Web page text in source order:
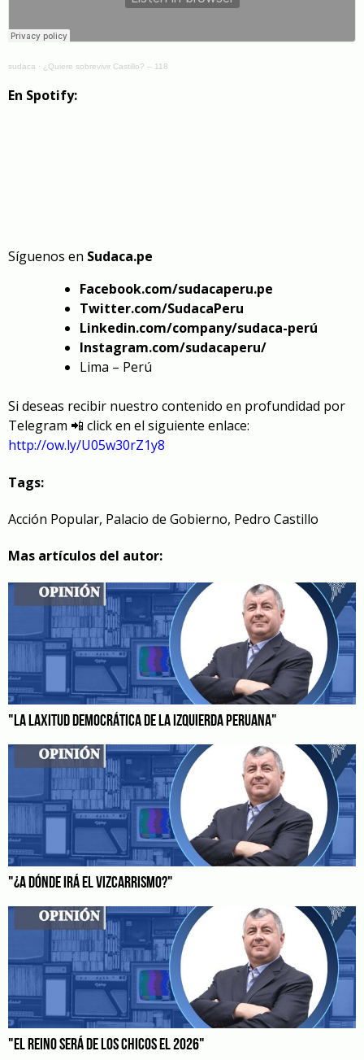
sudaca · ¿Quiere sobrevivir Castillo? – 118
En Spotify:
Síguenos en Sudaca.pe
Facebook.com/sudacaperu.pe
Twitter.com/SudacaPeru
Linkedin.com/company/sudaca-perú
Instagram.com/sudacaperu/
Lima – Perú
Si deseas recibir nuestro contenido en profundidad por
Telegram 📲 click en el siguiente enlace:
http://ow.ly/U05w30rZ1y8
Tags:
Acción Popular, Palacio de Gobierno, Pedro Castillo
Mas artículos del autor:
"LA LAXITUD DEMOCRÁTICA DE LA IZQUIERDA PERUANA"
"¿A DÓNDE IRÁ EL VIZCARRISMO?"
"EL REINO SERÁ DE LOS CHICOS EL 2026"